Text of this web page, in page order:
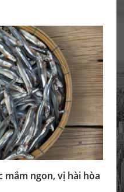
mắm ngon, vị hài hòa